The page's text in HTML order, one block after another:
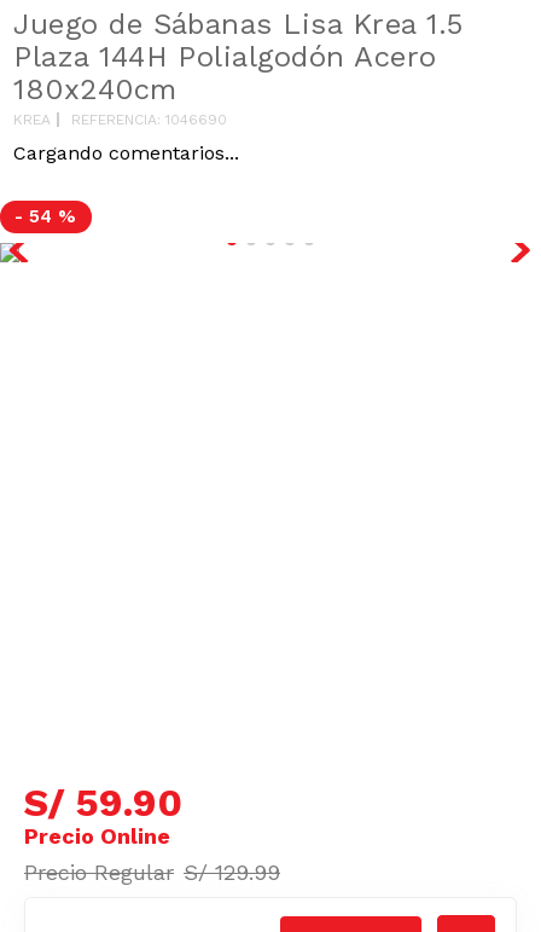
Juego de Sábanas Lisa Krea 1.5
Plaza 144H Polialgodón Acero
180x240cm
KREA REFERENCIA:1046690
Cargando comentarios...
- 54 %
S/ 59.90
S/ 129.99